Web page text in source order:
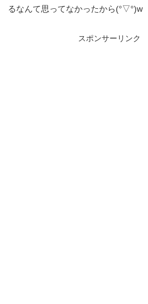
るなんて思ってなかったから(°▽°)w
スポンサーリンク